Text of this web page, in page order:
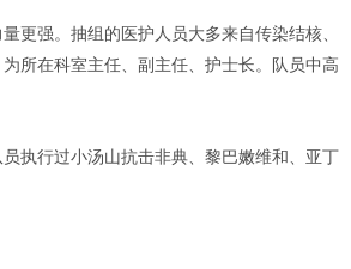
更强。抽组的医护人员大多来自传染结核、
所在科室主任、副主任、护士长。队员中高
执行过小汤山抗击非典、黎巴嫩维和、亚丁